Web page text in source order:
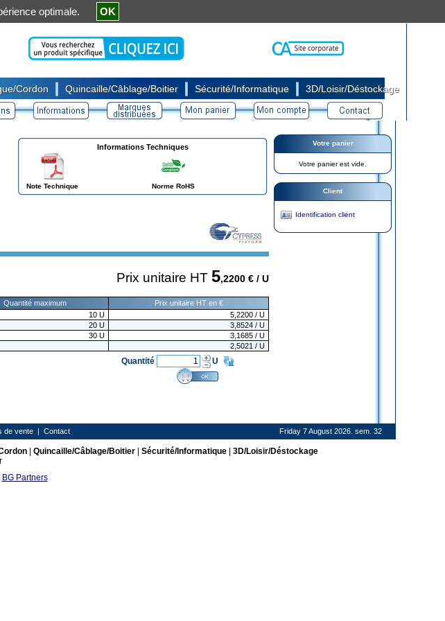
Cordon Quincaille/Câblage/Boitier Sécurité/Informatique 3D/Loisir/Déstockage
Informations Techniques
Note Technique Norme RoHS
Prix unitaire HT 5,2200 € / U
Quantité maximum
Prix unitaire HT en €
10 U 5,2200 / U
20 U 3,8524 / U
30 U 3,1685 / U
2,5021 / U
Quantité U
Votre panier
Votre panier est vide.
Client
Identification client
de vente | Contact Friday 7 August 2026. sem. 32
| Quincaille/Câblage/Boitier| Sécurité/Informatique| 3D/Loisir/Déstockage
BG Partners
optimale. OK